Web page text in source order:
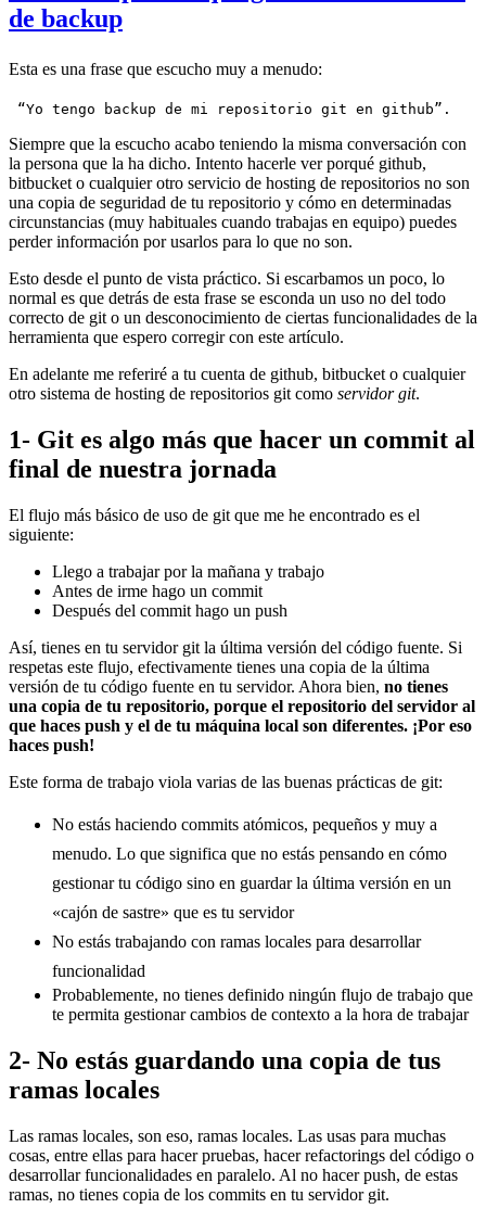
de backup
Esta es una frase que escucho muy a menudo:
“Yo tengo backup de mi repositorio git en github”.
Siempre que la escucho acabo teniendo la misma conversación con
la persona que la ha dicho. Intento hacerle ver porqué github,
bitbucket o cualquier otro servicio de hosting de repositorios no son
una copia de seguridad de tu repositorio y cómo en determinadas
circunstancias (muy habituales cuando trabajas en equipo) puedes
perder información por usarlos para lo que no son.
Esto desde el punto de vista práctico. Si escarbamos un poco, lo
normal es que detrás de esta frase se esconda un uso no del todo
correcto de git o un desconocimiento de ciertas funcionalidades de la
herramienta que espero corregir con este artículo.
En adelante me referiré a tu cuenta de github, bitbucket o cualquier
otro sistema de hosting de repositorios git como servidor git.
1- Git es algo más que hacer un commit al
final de nuestra jornada
El flujo más básico de uso de git que me he encontrado es el
siguiente:
Llego a trabajar por la mañana y trabajo
Antes de irme hago un commit
Después del commit hago un push
Así, tienes en tu servidor git la última versión del código fuente. Si
respetas este flujo, efectivamente tienes una copia de la última
versión de tu código fuente en tu servidor. Ahora bien, no tienes
una copia de tu repositorio, porque el repositorio del servidor al
que haces push y el de tu máquina local son diferentes. ¡Por eso
haces push!
Este forma de trabajo viola varias de las buenas prácticas de git:
No estás haciendo commits atómicos, pequeños y muy a
menudo. Lo que significa que no estás pensando en cómo
gestionar tu código sino en guardar la última versión en un
«cajón de sastre» que es tu servidor
No estás trabajando con ramas locales para desarrollar
funcionalidad
Probablemente, no tienes definido ningún flujo de trabajo que
te permita gestionar cambios de contexto a la hora de trabajar
2- No estás guardando una copia de tus
ramas locales
Las ramas locales, son eso, ramas locales. Las usas para muchas
cosas, entre ellas para hacer pruebas, hacer refactorings del código o
desarrollar funcionalidades en paralelo. Al no hacer push, de estas
ramas, no tienes copia de los commits en tu servidor git.